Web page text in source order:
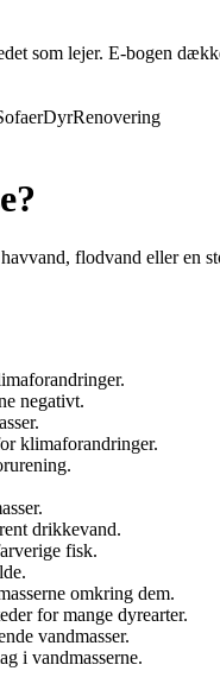
som lejer. E-bogen
DyrRenovering
flodvand eller en
negativt.
klimaforandringer.
drikkevand.
fisk.
omkring dem.
for mange dyrearter.
vandmasser.
i vandmasserne.